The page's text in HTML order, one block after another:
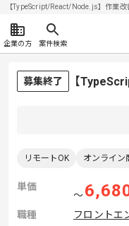
【TypeScript/React/Node.js】作業
企業の方 案件検索
募集終了 【
リモートOK オンライン
単価
〜
職種
フロントエ